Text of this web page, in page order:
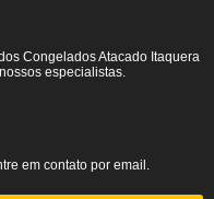
Congelados Atacado Itaquera
especialistas.
em contato por email.